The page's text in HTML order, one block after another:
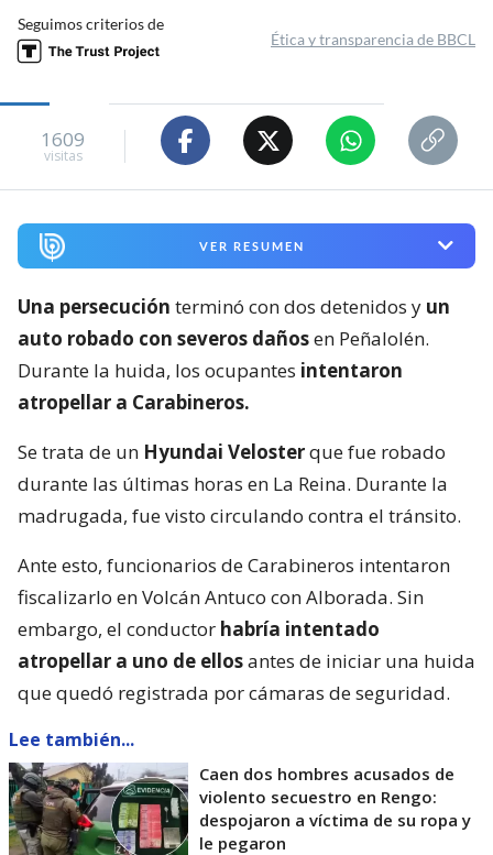
Seguimos criterios de
Ética y transparencia de BBCL
1609
visitas
VER RESUMEN
Una persecución terminó con dos detenidos y un
auto robado con severos dañosen Peñalolén.
Durante la huida, los ocupantes intentaron
atropellar a Carabineros.
Se trata de un Hyundai Velosterque fue robado
durante las últimas horas en La Reina. Durante la
madrugada, fue visto circulando contra el tránsito.
Ante esto, funcionarios de Carabineros intentaron
fiscalizarlo en Volcán Antuco con Alborada. Sin
embargo, el conductor habría intentado
atropellar a uno de ellosantes de iniciar una huida
que quedó registrada por cámaras de seguridad.
Lee también...
Caen dos hombres acusados de
violento secuestro en Rengo:
despojaron a víctima de su ropa y
le pegaron